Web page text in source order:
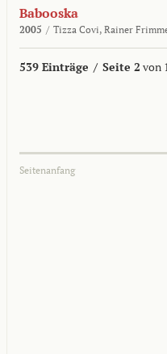
Babooska
2005 / Tizza Covi, Rainer
539 Einträge / Seite 2 von
Seitenanfang